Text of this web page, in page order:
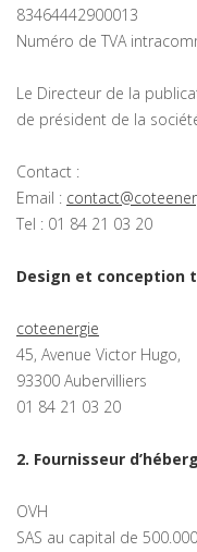
83464442900013
Numéro de TVA
Le Directeur de la
de président de la
Contact :
Email :
Tel : 01 84 21 03 20
Design et conception
coteenergie
45, Avenue Victor Hugo,
93300 Aubervilliers
01 84 21 03 20
2. Fournisseur
OVH
SAS au capital de